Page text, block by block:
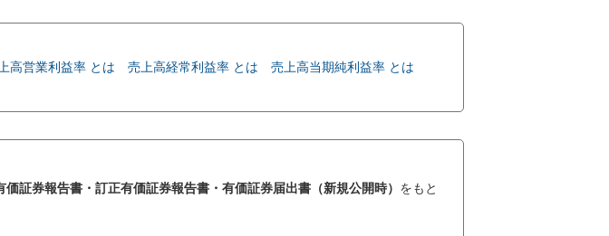
高営業利益率 とは 売上高経常利益率 とは
売上高当期純利益率 とは
証券報告書・訂正有価証券報告書・有価証券届出書（新規公開時） をもと